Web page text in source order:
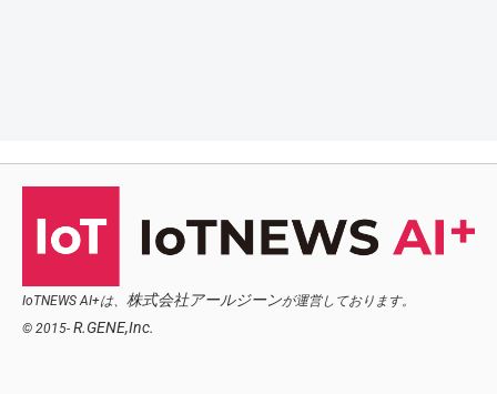
IoTNEWS AI+は、 株式会社アールジーンが運営しております。
© 2015- R.GENE,Inc.